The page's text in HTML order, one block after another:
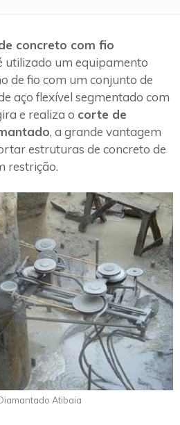
concreto com fio
utilizado um equipamento
de fio com um conjunto de
aço flexível segmentado com
e realiza o corte de
, a grande vantagem
estruturas de concreto de
restrição.
Atibaia